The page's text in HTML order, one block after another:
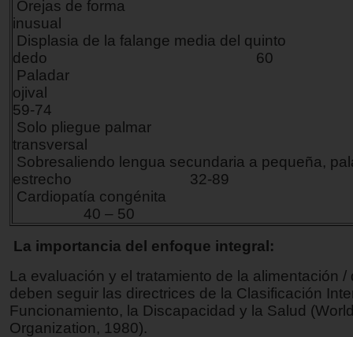
Orejas de forma
inusual
Displasia de la falange media del quinto
dedo 60
Paladar
59-74
Solo pliegue palmar
transversal
Sobresaliendo lengua secundaria a pequeña,
estrecho 32-89
Cardiopatía
40 – 50
La importancia del enfoque integral:
La evaluación y el tratamiento de la alimentación /
deben seguir las directrices de la Clasificación
Funcionamiento, la Discapacidad y la Salud
Organization, 1980).